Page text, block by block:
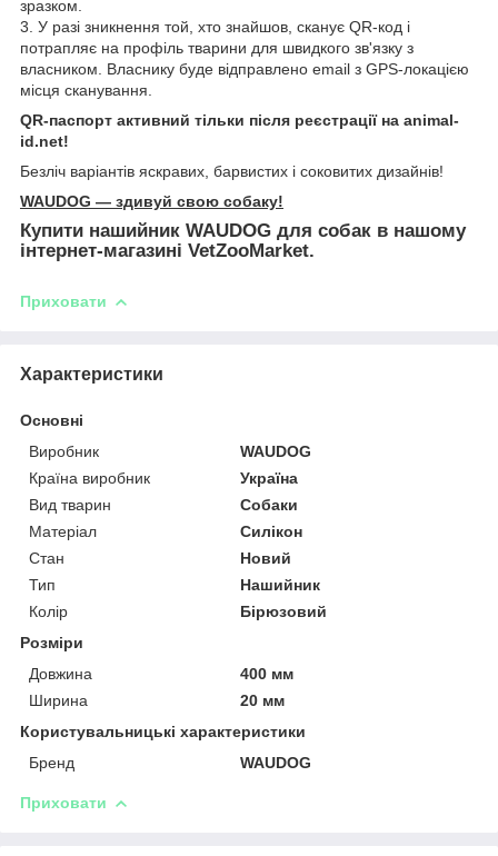
зразком.
3. У разі зникнення той, хто знайшов, сканує QR-код і
потрапляє на профіль тварини для швидкого зв'язку з
власником. Власнику буде відправлено email з GPS-локацією
місця сканування.
QR-паспорт активний тільки після реєстрації на animal-
id.net!
Безліч варіантів яскравих, барвистих і соковитих дизайнів!
WAUDOG — здивуй свою собаку!
Купити нашийник WAUDOG для собак в нашому
інтернет-магазині VetZooMarket.
Приховати
Характеристики
Основні
Виробник
WAUDOG
Країна виробник
Україна
Вид тварин
Собаки
Матеріал
Силікон
Стан
Новий
Тип
Нашийник
Колір
Бірюзовий
Розміри
Довжина
400 мм
Ширина
20 мм
Користувальницькі характеристики
Бренд
WAUDOG
Приховати